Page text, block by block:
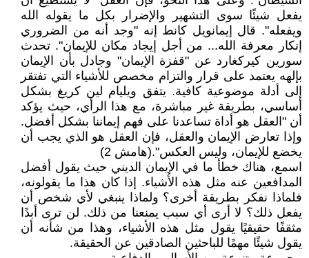
يفعل شيئًا سوى التشهير والإضرار بكل ما يقوله الله
ويفعله". قال إيمانويل كانط إنه "وجد أنه من الضروري
إنكار معرفة الله... من أجل إيجاد مكان للإيمان". تحدث
سورين كيركغارد عن "قفزة الإيمان" وجادل بأن الإيمان
بإلهه يعتمد على قرار والتزام مخصص للأشياء التي تفتقر
إلى أدلة موضوعية كافية. يتفق ويليام لين كريغ بشكل
أساسي، بطريقة غير مباشرة، مع هذا الرأي، حيث يؤكد
أن "العقل هو أداة تساعدنا على فهم إيماننا بشكل أفضل.
وإذا تعارض الإيمان والعقل، فإن العقل هو الذي يجب أن
يخضع للإيمان، وليس العكس".(هامش 2)
اسمع، هناك خطأ ما في الإيمان الديني حيث يقول أفضل
المدافعين عنه مثل هذه الأشياء. إذا كان هذا ما يقولونه،
فلماذا نفكر بطريقة أخرى؟ ولماذا ينبغي لأي شخص أن
يفعل ذلك؟ لا أرى أي سبب يمنعنا من ذلك. لن ترى أبدًا
مثقفًا حقيقيًا يقول مثل هذه الأشياء، وهذا من شأنه أن
يقول شيئًا مهمًا للباحثين الصادقين عن الحقيقة.